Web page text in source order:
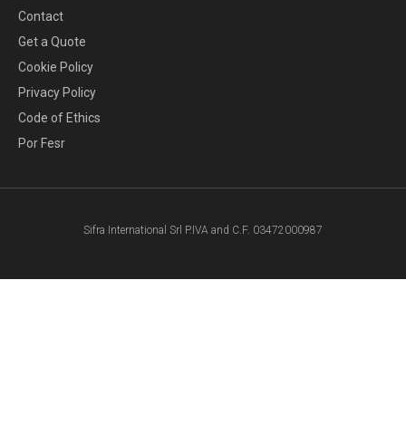
Contact
Get a Quote
Cookie Policy
Privacy Policy
Code of Ethics
Por Fesr
Sifra International Srl P.IVA and C.F. 03472000987